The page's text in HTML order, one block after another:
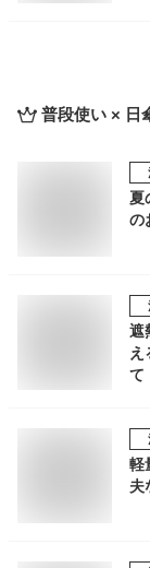
普段使い × 日
夏
の
遮
え
て
軽
夫